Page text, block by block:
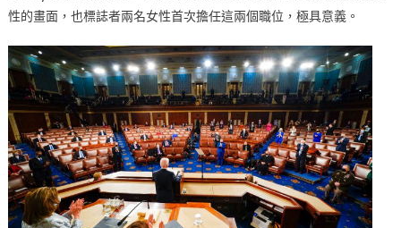
總
眾
議
院
議
長
歷
史
鏡
頭〉
性的畫面，也標誌者兩名女性首次擔任這兩個職位，極具意義。